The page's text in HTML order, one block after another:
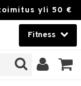
yli 50 €
Fitness